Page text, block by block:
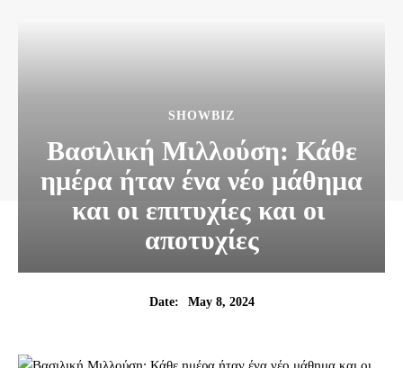
SHOWBIZ
Βασιλική Μιλλούση: Κάθε
ημέρα ήταν ένα νέο μάθημα
και οι επιτυχίες και οι
αποτυχίες
Date: May 8, 2024